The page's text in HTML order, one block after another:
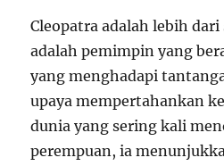
Cleopatra adalah lebih
adalah pemimpin yang
yang menghadapi
upaya mempertahankan
dunia yang sering kali
perempuan, ia